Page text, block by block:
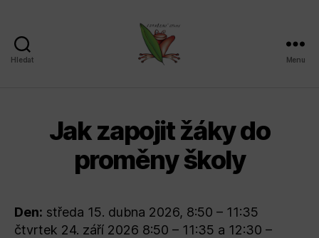
Hledat Menu
Jak zapojit žáky do
proměny školy
Den: středa 15. dubna 2026, 8:50 – 11:35
čtvrtek 24. září 2026 8:50 – 11:35 a 12:30 –